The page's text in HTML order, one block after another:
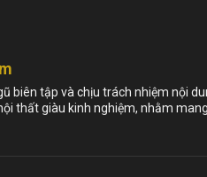
biên tập và chịu trách nhiệm nội
thất giàu kinh nghiệm, nhằm